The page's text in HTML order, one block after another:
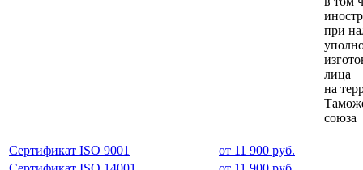
при
лица
на
союза
Сертификат ISO 9001
от 11 900 руб.